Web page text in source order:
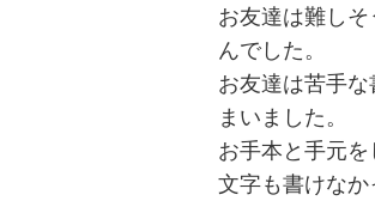
お友達は難し
んでした。
お友達は苦手
まいました。
お手本と手元
文字も書けなか